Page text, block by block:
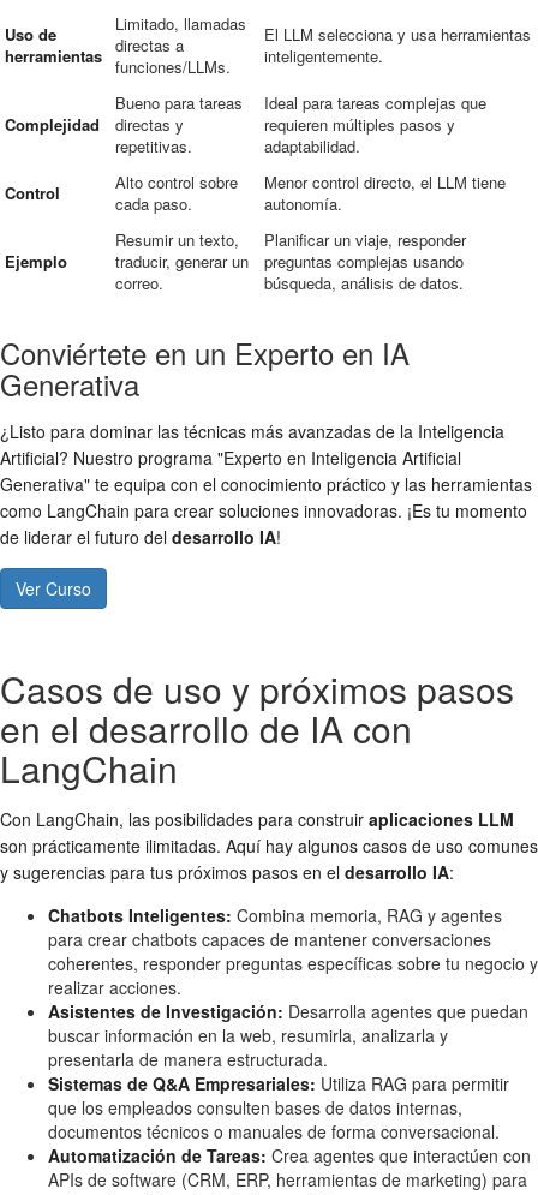
Uso de
herramientas
Limitado, llamadas
directas a
funciones/LLMs.
El LLM selecciona y usa herramientas
inteligentemente.
Complejidad
Bueno para tareas
directas y
repetitivas.
Ideal para tareas complejas que
requieren múltiples pasos y
adaptabilidad.
Control
Alto control sobre
cada paso.
Menor control directo, el LLM tiene
autonomía.
Ejemplo
Resumir un texto,
traducir, generar un
correo.
Planificar un viaje, responder
preguntas complejas usando
búsqueda, análisis de datos.
Conviértete en un Experto en IA
Generativa
¿Listo para dominar las técnicas más avanzadas de la Inteligencia
Artificial? Nuestro programa "Experto en Inteligencia Artificial
Generativa" te equipa con el conocimiento práctico y las herramientas
como LangChain para crear soluciones innovadoras. ¡Es tu momento
de liderar el futuro del desarrollo IA!
Ver Curso
Casos de uso y próximos pasos
en el desarrollo de IA con
LangChain
Con LangChain, las posibilidades para construir aplicaciones LLM
son prácticamente ilimitadas. Aquí hay algunos casos de uso comunes
y sugerencias para tus próximos pasos en el desarrollo IA:
Chatbots Inteligentes: Combina memoria, RAG y agentes
para crear chatbots capaces de mantener conversaciones
coherentes, responder preguntas específicas sobre tu negocio y
realizar acciones.
Asistentes de Investigación: Desarrolla agentes que puedan
buscar información en la web, resumirla, analizarla y
presentarla de manera estructurada.
Sistemas de Q&A Empresariales: Utiliza RAG para permitir
que los empleados consulten bases de datos internas,
documentos técnicos o manuales de forma conversacional.
Automatización de Tareas: Crea agentes que interactúen con
APIs de software (CRM, ERP, herramientas de marketing) para